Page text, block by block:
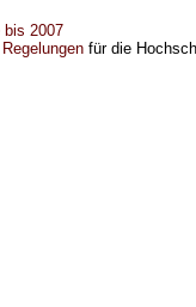
bis 2007
für die